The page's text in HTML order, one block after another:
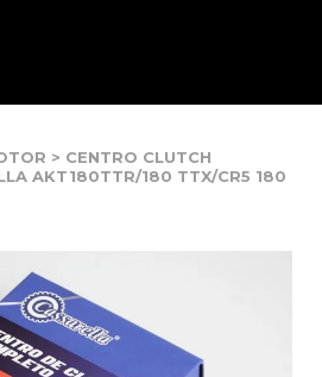
> CENTRO CLUTCH
AKT180TTR/180 TTX/CR5 180